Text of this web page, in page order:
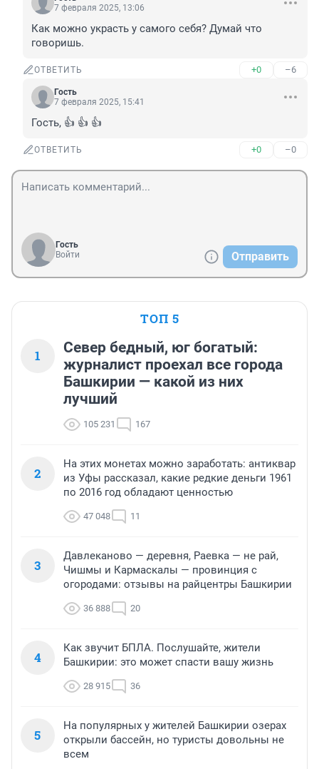
7 февраля 2025, 13:06
Как можно украсть у самого себя? Думай что
говоришь.
ОТВЕТИТЬ +0 –6
Гость
7 февраля 2025, 15:41
Гость, 👍 👍 👍
ОТВЕТИТЬ +0 –0
Гость
Войти
Отправить
ТОП 5
1
Север бедный, юг богатый:
журналист проехал все города
Башкирии — какой из них
лучший
105 231 167
2
На этих монетах можно заработать: антиквар
из Уфы рассказал, какие редкие деньги 1961
по 2016 год обладают ценностью
47 048 11
3
Давлеканово — деревня, Раевка — не рай,
Чишмы и Кармаскалы — провинция с
огородами: отзывы на райцентры Башкирии
36 888 20
4
Как звучит БПЛА. Послушайте, жители
Башкирии: это может спасти вашу жизнь
28 915 36
5
На популярных у жителей Башкирии озерах
открыли бассейн, но туристы довольны не
всем